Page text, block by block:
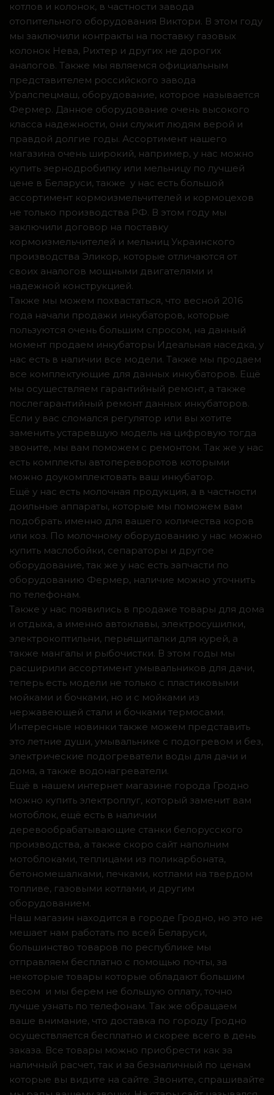
котлов и колонок, в частности завода
отопительного оборудования Виктори. В этом году
мы заключили контракты на поставку газовых
колонок Нева, Рихтер и других не дорогих
аналогов. Также мы являемся официальным
представителем российского завода
Уралспецмаш, оборудование, которое называется
Фермер. Данное оборудование очень высокого
класса надежности, они служит людям верой и
правдой долгие годы. Ассортимент нашего
магазина очень широкий, например, у нас можно
купить зернодробилку или мельницу по лучшей
цене в Беларуси, также у нас есть большой
ассортимент кормоизмельчителей и кормоцехов
не только производства РФ. В этом году мы
заключили договор на поставку
кормоизмельчителей и мельниц Украинского
производства Эликор, которые отличаются от
своих аналогов мощными двигателями и
надежной конструкцией.
Также мы можем похвастаться, что весной 2016
года начали продажи инкубаторов, которые
пользуются очень большим спросом, на данный
момент продаем инкубаторы Идеальная наседка, у
нас есть в наличии все модели. Также мы продаем
все комплектующие для данных инкубаторов. Ещё
мы осуществляем гарантийный ремонт, а также
послегарантийный ремонт данных инкубаторов.
Если у вас сломался регулятор или вы хотите
заменить устаревшую модель на цифровую тогда
звоните, мы вам поможем с ремонтом. Так же у нас
есть комплекты автопереворотов которыми
можно доукомплектовать ваш инкубатор.
Ещё у нас есть молочная продукция, а в частности
доильные аппараты, которые мы поможем вам
подобрать именно для вашего количества коров
или коз. По молочному оборудованию у нас можно
купить маслобойки, сепараторы и другое
оборудование, так же у нас есть запчасти по
оборудованию Фермер, наличие можно уточнить
по телефонам.
Также у нас появились в продаже товары для дома
и отдыха, а именно автоклавы, электросушилки,
электрокоптильни, перьящипалки для курей, а
также мангалы и рыбочистки. В этом годы мы
расширили ассортимент умывальников для дачи,
теперь есть модели не только с пластиковыми
мойками и бочками, но и с мойками из
нержавеющей стали и бочками термосами.
Интересные новинки также можем представить
это летние души, умывальнике с подогревом и без,
электрические подогреватели воды для дачи и
дома, а также водонагреватели.
Ещё в нашем интернет магазине города Гродно
можно купить электроплуг, который заменит вам
мотоблок, ещё есть в наличии
деревообрабатывающие станки белорусского
производства, а также скоро сайт наполним
мотоблоками, теплицами из поликарбоната,
бетономешалками, печками, котлами на твердом
топливе, газовыми котлами, и другим
оборудованием.
Наш магазин находится в городе Гродно, но это не
мешает нам работать по всей Беларуси,
большинство товаров по республике мы
отправляем бесплатно с помощью почты, за
некоторые товары которые обладают большим
весом и мы берем не большую оплату, точно
лучше узнать по телефонам. Так же обращаем
ваше внимание, что доставка по городу Гродно
осуществляется бесплатно и скорее всего в день
заказа. Все товары можно приобрести как за
наличный расчет, так и за безналичный по ценам
которые вы видите на сайте. Звоните, спрашивайте